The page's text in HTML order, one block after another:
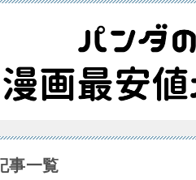
事一覧